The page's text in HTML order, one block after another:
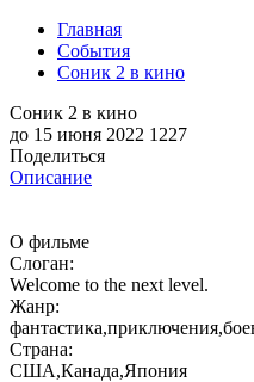
Главная
События
Соник 2 в кино
Соник 2 в кино
до 15 июня 2022 1227
Поделиться
Описание
О фильме
Слоган:
Welcome to the next level.
Жанр:
Страна:
США,Канада,Япония